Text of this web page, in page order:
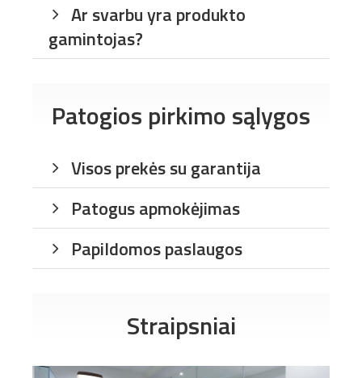
Ar svarbu yra produkto
gamintojas?
Patogios pirkimo sąlygos
Visos prekės su garantija
Patogus apmokėjimas
Papildomos paslaugos
Straipsniai